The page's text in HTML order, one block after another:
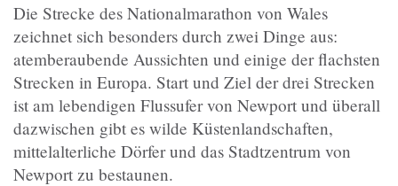
Die Strecke des Nationalmarathon von Wales
zeichnet sich besonders durch zwei Dinge aus:
atemberaubende Aussichten und einige der flachsten
Strecken in Europa. Start und Ziel der drei Strecken
ist am lebendigen Flussufer von Newport und überall
dazwischen gibt es wilde Küstenlandschaften,
mittelalterliche Dörfer und das Stadtzentrum von
Newport zu bestaunen.